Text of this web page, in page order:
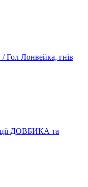
Лонвейка, гнів
ДОВБИКА та